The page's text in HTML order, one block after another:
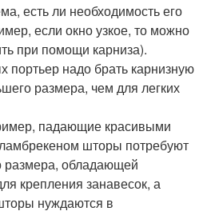
есть ли необходимость его
если окно узкое, то можно
при помощи карниза).
портьер надо брать карнизную
размера, чем для легких
падающие красивыми
шторы потребуют
размера, обладающей
крепления занавесок, а
нуждаются в